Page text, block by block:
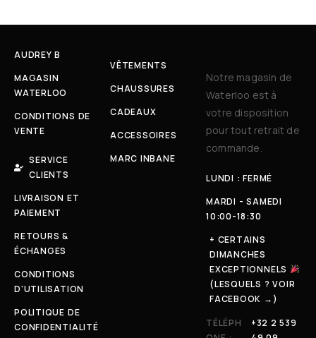
AUDREY B
MAGASIN
WATERLOO
CONDITIONS DE
VENTE
SERVICE
CLIENTS
LIVRAISON ET
PAIEMENT
RETOURS &
ÉCHANGES
CONDITIONS
D'UTILISATION
POLITIQUE DE
CONFIDENTIALITÉ
VÊTEMENTS
CHAUSSURES
CADEAUX
ACCESSOIRES
MARC INBANE
Notre magasin de
Waterloo est à
votre disposition
pour tout retrait de
commande.
LUNDI : FERMÉ
MARDI - SAMEDI
10:00-18:30
+ CERTAINS
DIMANCHES
EXCEPTIONNELS
(LESQUELS ? VOIR
FACEBOOK →)
TÉLÉPH
+32 2 539